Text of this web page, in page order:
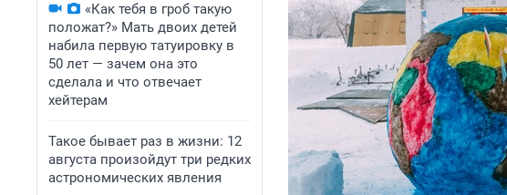
«Как тебя в гроб такую
положат?» Мать двоих детей
набила первую татуировку в
50 лет — зачем она это
сделала и что отвечает
хейтерам
Такое бывает раз в жизни: 12
августа произойдут три редких
астрономических явления